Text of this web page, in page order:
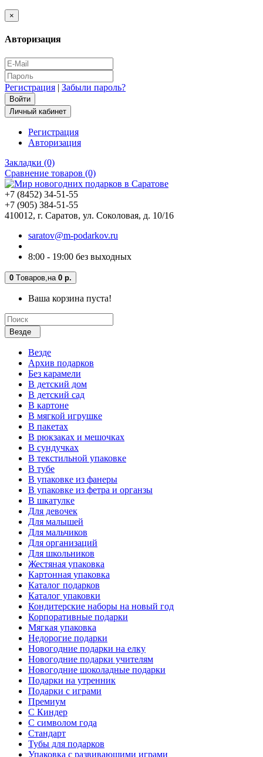
×
Авторизация
Регистрация | Забыли пароль?
Личный кабинет
Регистрация
Авторизация
Закладки (0)
Сравнение товаров (0)
+7 (8452) 34-51-55
+7 (905) 384-51-55
410012, г. Саратов, ул. Соколовая, д. 10/16
saratov@m-podarkov.ru
8:00 - 19:00 без выходных
0 Tоваров, на 0 р.
Ваша корзина пуста!
Везде
Везде
Архив подарков
Без карамели
В детский дом
В детский сад
В картоне
В мягкой игрушке
В пакетах
В рюкзаках и мешочках
В сундучках
В текстильной упаковке
В тубе
В упаковке из фанеры
В упаковке из фетра и органзы
В шкатулке
Для девочек
Для малышей
Для мальчиков
Для организаций
Для школьников
Жестяная упаковка
Картонная упаковка
Каталог подарков
Каталог упаковки
Кондитерские наборы на новый год
Корпоративные подарки
Мягкая упаковка
Недорогие подарки
Новогодние подарки на елку
Новогодние подарки учителям
Новогодние шоколадные подарки
Подарки на утренник
Подарки с играми
Премиум
С Киндер
С символом года
Стандарт
Тубы для подарков
Упаковка с развивающими играми